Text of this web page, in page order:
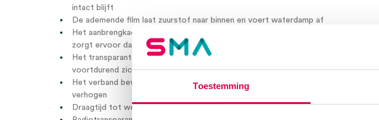
Toestemming
intact blijft
De ademende film laat zuurstof naar binnen en voert waterdamp af
Het aanbrengkader garandeert een nauwkeurige en eenvoudige positionering en
zorgt ervoor dat het verband minder snel aan handschoenen of zichzelf kleeft
Het transparante verband zorgt ervoor dat de insteekplaats van het infuus
voortdurend zichtbaar is
Het verband beweegt mee met de huid om het comfort voor de patiënt te
verhogen
Draagtijd tot wel 7 dagen